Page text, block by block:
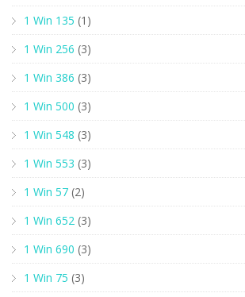
1 Win 135 (1)
1 Win 256 (3)
1 Win 386 (3)
1 Win 500 (3)
1 Win 548 (3)
1 Win 553 (3)
1 Win 57 (2)
1 Win 652 (3)
1 Win 690 (3)
1 Win 75 (3)